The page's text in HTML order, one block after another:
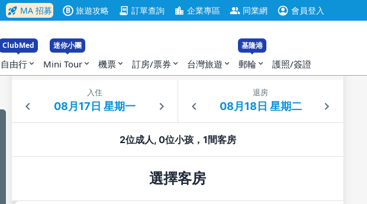
rocket_launch MA 招募 B 旅遊攻略 contract 訂單查詢 location_city 企業專區 group 同業網 account_circle 會員登入
ClubMed
自由行 expand_more
迷你小團
Mini Tour expand_more 機票 expand_more 訂房/票券 expand_more 台灣旅遊 expand_more
基隆港
郵輪 expand_more 護照/簽證
入住 退房
2位成人, 0位小孩，1間客房
選擇客房